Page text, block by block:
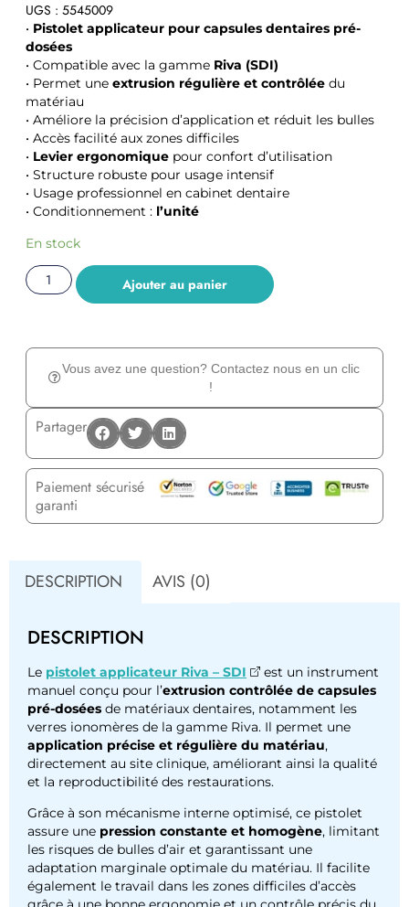
UGS : 5545009
• Pistolet applicateur pour capsules dentaires pré-
dosées
• Compatible avec la gamme Riva (SDI)
• Permet une extrusion régulière et contrôléedu
matériau
• Améliore la précision d’application et réduit les bulles
• Accès facilité aux zones difficiles
• Levier ergonomiquepour confort d’utilisation
• Structure robuste pour usage intensif
• Usage professionnel en cabinet dentaire
• Conditionnement : l’unité
En stock
Ajouter au panier
Vous avez une question? Contactez nous en un clic
!
Partager
Paiement sécurisé
garanti
DESCRIPTION AVIS (0)
DESCRIPTION
Le pistolet applicateur Riva – SDI
est un instrument
manuel conçu pour l’extrusion contrôlée de capsules
pré-dosées de matériaux dentaires, notamment les
verres ionomères de la gamme Riva. Il permet une
application précise et régulière du matériau,
directement au site clinique, améliorant ainsi la qualité
et la reproductibilité des restaurations.
Grâce à son mécanisme interne optimisé, ce pistolet
assure une pression constante et homogène, limitant
les risques de bulles d’air et garantissant une
adaptation marginale optimale du matériau. Il facilite
également le travail dans les zones difficiles d’accès